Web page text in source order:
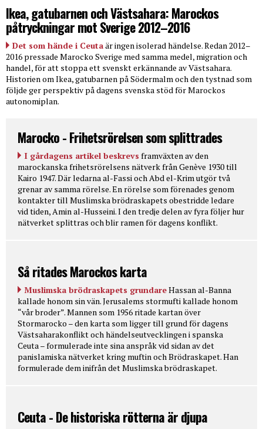
Ikea, gatubarnen och Västsahara: Marockos
påtryckningar mot Sverige 2012–2016
Det som hände i Ceutaär ingen isolerad händelse. Redan 2012–
2016 pressade Marocko Sverige med samma medel, migration och
handel, för att stoppa ett svenskt erkännande av Västsahara.
Historien om Ikea, gatubarnen på Södermalm och den tystnad som
följde ger perspektiv på dagens svenska stöd för Marockos
autonomiplan.
Marocko - Frihetsrörelsen som splittrades
I gårdagens artikel beskrevs framväxten av den
marockanska frihetsrörelsens nätverk från Genève 1930 till
Kairo 1947. Där ledarna al-Fassi och Abd el-Krim utgör två
grenar av samma rörelse. En rörelse som förenades genom
kontakter till Muslimska brödraskapets obestridde ledare
vid tiden, Amin al-Husseini. I den tredje delen av fyra följer hur
nätverket splittras och blir ramen för dagens konflikt.
Så ritades Marockos karta
Muslimska brödraskapets grundareHassan al-Banna
kallade honom sin vän. Jerusalems stormufti kallade honom
“vår broder”. Mannen som 1956 ritade kartan över
Stormarocko – den karta som ligger till grund för dagens
Västsaharakonflikt och händelseutvecklingen i spanska
Ceuta – formulerade inte sina anspråk vid sidan av det
panislamiska nätverket kring muftin och Brödraskapet. Han
formulerade dem inifrån det Muslimska brödraskapet.
Ceuta - De historiska rötterna är djupa